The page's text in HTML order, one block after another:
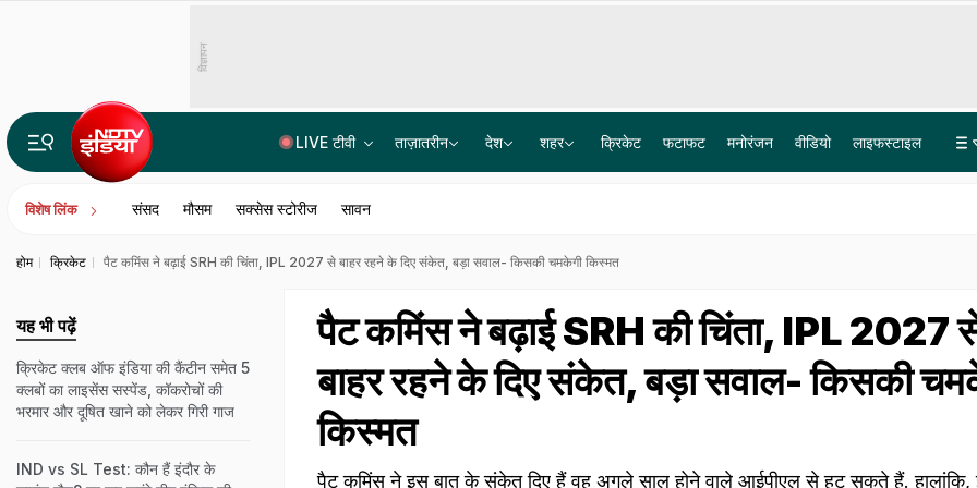
विज्ञापन
LIVE टीवी ताज़ातरीन देश शहर क्रिकेट फटाफट मनोरंजन वीडियो लाइफस्टाइल
विशेष लिंक संसद मौसम सक्सेस स्टोरीज सावन
होम क्रिकेट पैट कमिंस ने बढ़ाई SRH की चिंता, IPL 2027 से बाहर रहने के दिए संकेत, बड़ा सवाल- किसकी चमकेगी किस्मत
पैट कमिंस ने बढ़ाई SRH की चिंता, IPL 2027
बाहर रहने के दिए संकेत, बड़ा सवाल- किसकी
किस्मत
पैट कमिंस ने इस बात के संकेत दिए हैं वह अगले साल होने वाले आईपीएल से हट सकते हैं. हालांकि,
यह भी पढ़ें
क्रिकेट क्लब ऑफ इंडिया की कैंटीन समेत 5
क्लबों का लाइसेंस सस्पेंड, कॉकरोचों की
भरमार और दूषित खाने को लेकर गिरी गाज
IND vs SL Test: कौन हैं इंदौर के